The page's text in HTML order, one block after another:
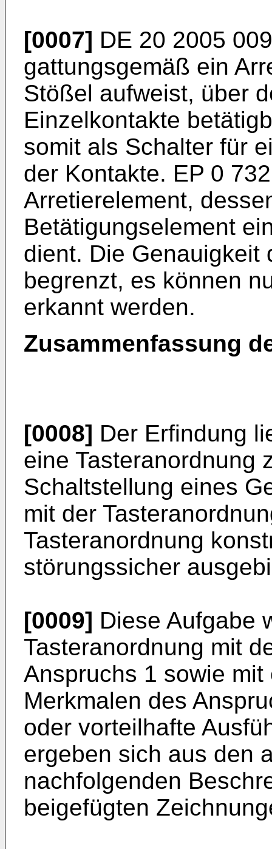
[0007] DE 20 2005
gattungsgemäß ein
Stößel aufweist, über
Einzelkontakte
somit als Schalter für
der Kontakte. EP 0
Arretierelement,
Betätigungselement
dient. Die Genauigkeit
begrenzt, es können
erkannt werden.
Zusammenfassung
[0008] Der Erfindung
eine Tasteranordnung
Schaltstellung eines
mit der
Tasteranordnung
störungssicher
[0009] Diese Aufgabe
Tasteranordnung mit
Anspruchs 1 sowie
Merkmalen des
oder vorteilhafte
ergeben sich aus den
nachfolgenden
beigefügten